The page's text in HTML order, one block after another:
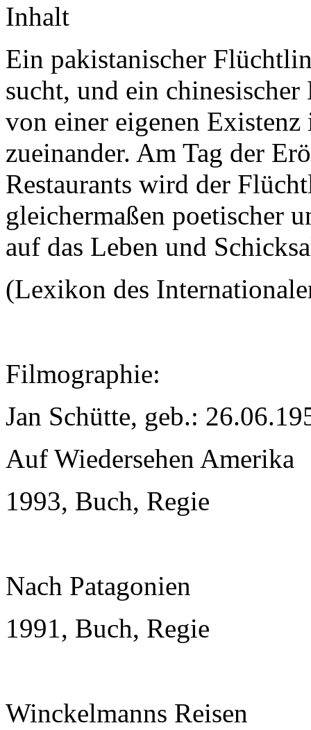
Inhalt
Ein pakistanischer
sucht, und ein
von einer eigenen
zueinander. Am Tag der
Restaurants wird der
gleichermaßen poetischer
auf das Leben und
(Lexikon des
Filmographie:
Jan Schütte, geb.:
Auf Wiedersehen Amerika
1993, Buch, Regie
Nach Patagonien
1991, Buch, Regie
Winckelmanns Reisen